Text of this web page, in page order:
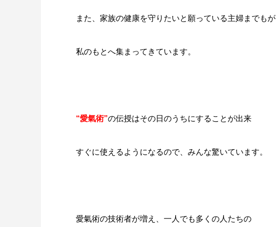
また、家族の健康を守りたいと願っている主婦までもが
私のもとへ集まってきています。
“愛氣術”の伝授はその日のうちにすることが出来
すぐに使えるようになるので、みんな驚いています。
愛氣術の技術者が増え、一人でも多くの人たちの